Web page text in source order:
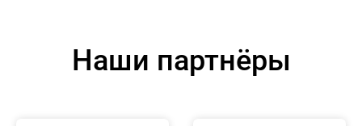
Наши партнёры